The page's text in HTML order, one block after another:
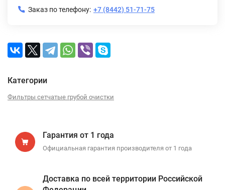
Заказ по телефону: +7 (8442) 51-71-75
Категории
Фильтры сетчатые грубой очистки
Гарантия от 1 года
Официальная гарантия производителя от 1 года
Доставка по всей территории Российской